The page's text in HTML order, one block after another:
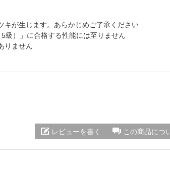
キが生じます。あらかじめご了承ください
級）」に合格する性能には至りません
りません
この商品につ
レビューを書く